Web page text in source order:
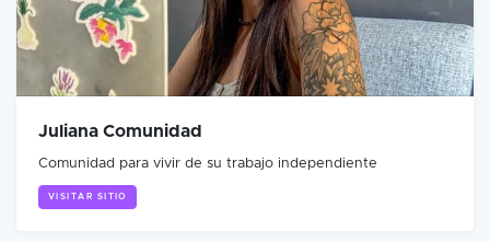
Juliana Comunidad
Comunidad para vivir de su trabajo independiente
VISITAR SITIO